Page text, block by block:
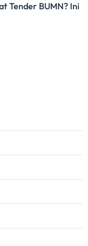
Tender BUMN? Ini